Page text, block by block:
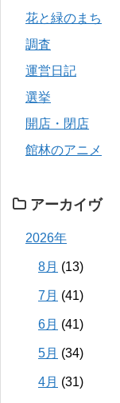
花と緑のまち
調査
運営日記
選挙
開店・閉店
館林のアニメ
アーカイヴ
2026年
8月 (13)
7月 (41)
6月 (41)
5月 (34)
4月 (31)